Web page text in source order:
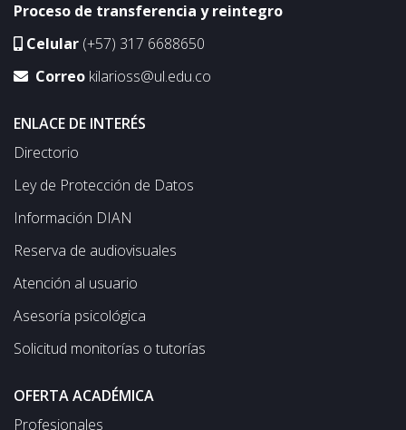
Proceso de transferencia y reintegro
Celular (+57) 317 6688650
Correo kilarioss@ul.edu.co
ENLACE DE INTERÉS
Directorio
Ley de Protección de Datos
Información DIAN
Reserva de audiovisuales
Atención al usuario
Asesoría psicológica
Solicitud monitorías o tutorías
OFERTA ACADÉMICA
Profesionales